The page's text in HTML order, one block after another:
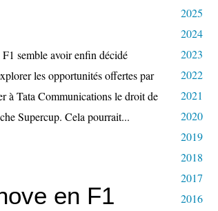
semble avoir enfin décidé
les opportunités offertes par
à Tata Communications le droit de
Supercup. Cela pourrait...
en F1
2025
2024
2023
2022
2021
2020
2019
2018
2017
2016